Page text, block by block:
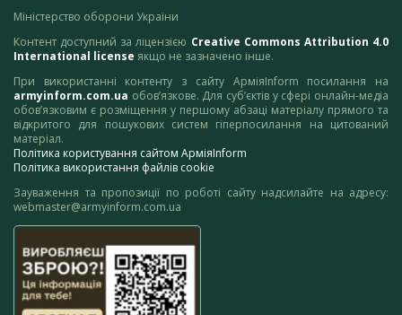
Міністерство оборони України
Контент доступний за ліцензією Creative Commons Attribution 4.0
International license якщо не зазначено інше.
При використанні контенту з сайту АрміяInform посилання на
armyinform.com.ua обов’язкове. Для суб’єктів у сфері онлайн-медіа
обов’язковим є розміщення у першому абзаці матеріалу прямого та
відкритого для пошукових систем гіперпосилання на цитований
матеріал.
Політика користування сайтом АрміяInform
Політика використання файлів cookie
Зауваження та пропозиції по роботі сайту надсилайте на адресу:
webmaster@armyinform.com.ua